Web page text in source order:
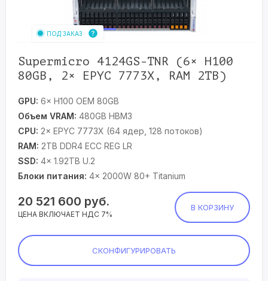
ПОД ЗАКАЗ
Supermicro 4124GS-TNR (6× H100
80GB, 2× EPYC 7773X, RAM 2TB)
GPU: 6× H100 OEM 80GB
Объем VRAM: 480GB HBM3
CPU: 2× EPYC 7773X (64 ядер, 128 потоков)
RAM: 2TB DDR4 ECC REG LR
SSD: 4× 1.92TB U.2
Блоки питания: 4× 2000W 80+ Titanium
20 521 600 руб.
ЦЕНА ВКЛЮЧАЕТ НДС 7%
В КОРЗИНУ
СКОНФИГУРИРОВАТЬ